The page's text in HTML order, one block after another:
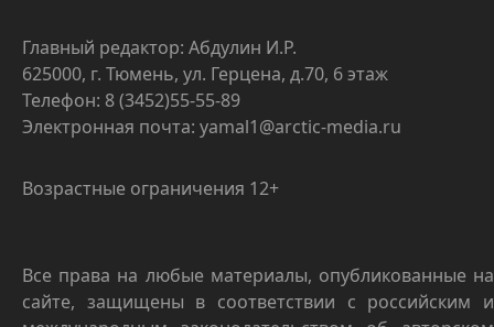
Главный редактор: Абдулин И.Р.
625000, г. Тюмень, ул. Герцена, д.70, 6 этаж
Телефон: 8 (3452)55-55-89
Электронная почта: yamal1@arctic-media.ru
Возрастные ограничения 12+
Все права на любые материалы, опубликованные на
сайте, защищены в соответствии с российским и